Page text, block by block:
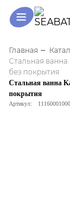
Главная
Стальная ванна
без покрытия
Стальная ванна
покрытия
Артикул: